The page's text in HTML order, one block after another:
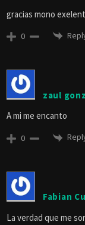
gracias mono
0
zaul
A mi me encanto
0
Fabian
La verdad que me